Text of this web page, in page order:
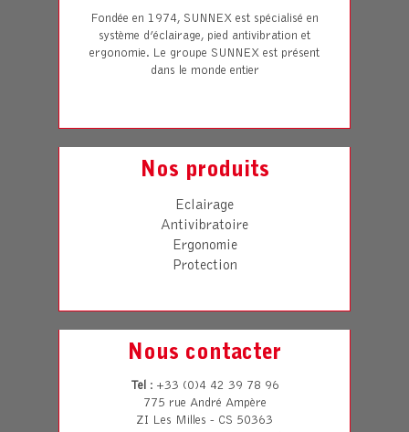
Fondée en 1974, SUNNEX est spécialisé en
système d’éclairage, pied antivibration et
ergonomie. Le groupe SUNNEX est présent
dans le monde entier
Nos produits
Eclairage
Antivibratoire
Ergonomie
Protection
Nous contacter
Tel: +33 (0)4 42 39 78 96
775 rue André Ampère
ZI Les Milles - CS 50363